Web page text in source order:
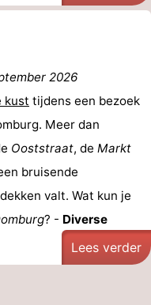
2026
kust tijdens een bezoek
Meer dan
Ooststraat, de Markt
bruisende
valt. Wat kun je
? - Diverse
Lees verder